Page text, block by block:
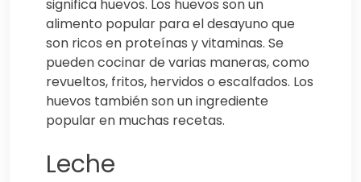
significa huevos. Los huevos son un
alimento popular para el desayuno que
son ricos en proteínas y vitaminas. Se
pueden cocinar de varias maneras, como
revueltos, fritos, hervidos o escalfados. Los
huevos también son un ingrediente
popular en muchas recetas.
Leche